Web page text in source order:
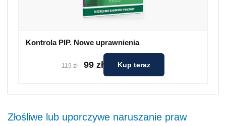
Kontrola PIP. Nowe uprawnienia
119 zł 99 zł Kup teraz
Złośliwe lub uporczywe naruszanie praw